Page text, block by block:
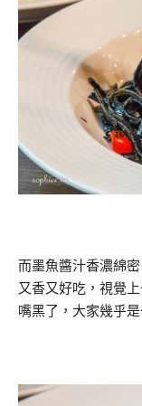
而墨魚醬汁香濃綿
又香又好吃，視覺
嘴黑了，大家幾乎